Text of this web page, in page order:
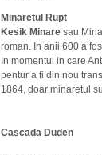
Minaretul Rupt
Kesik Minare sau
roman. In anii 600 a
In momentul in care
pentur a fi din nou
1864, doar minaretul
Cascada Duden